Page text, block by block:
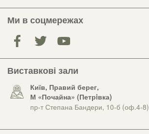
Ми в соцмережах
Виставкові зали
Київ, Правий берег,
М «Почайна» (Петрiвка)
пр-т Степана Бандери, 10-б (оф.4-8)